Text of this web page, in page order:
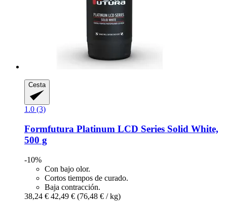
Cesta
1.0 (3)
Formfutura Platinum LCD Series Solid White,
500 g
-10%
Con bajo olor.
Cortos tiempos de curado.
Baja contracción.
38,24 € 42,49 € (76,48 € / kg)